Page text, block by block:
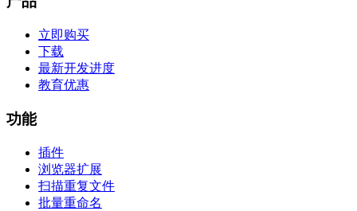
立即购买
下载
最新开发进度
教育优惠
功能
插件
浏览器扩展
扫描重复文件
批量重命名